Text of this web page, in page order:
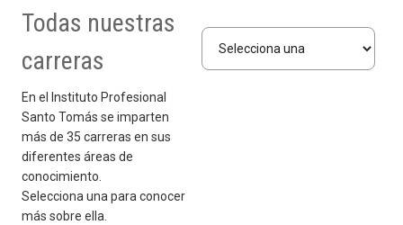
un mensaje de bienvenida a toda la comunidad educativa,
expresando sus mejores deseos para este nuevo ciclo
académico.
admisión 2025.
(*) Conoce condiciones y carreras adscritas al beneficio.
proyectos que desarrollan docentes y estudiantes para
tomar mejores decisiones en los cuidados de sus abejas y
optimización de la producción apícola.​
En el marco de su Plan Estratégico Institucional 2024-2028.
Más de 60 mil de nuestros alumnos estudian con este
beneficio y tú podrías ser uno más. Conoce nuestras más de
Infórmate sobre este proyecto que busca educar
considerando la perspectiva de género desde la educación
Todas nuestras
carreras
En el Instituto Profesional
Santo Tomás se imparten
más de 35 carreras en sus
diferentes áreas de
conocimiento.
Selecciona una para conocer
más sobre ella.
Selecciona una carrera